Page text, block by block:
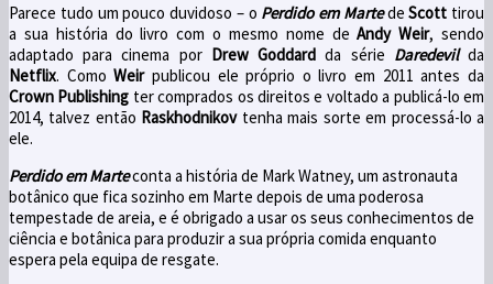
Parece tudo um pouco duvidoso – o Perdido em MartedeScott tirou
a sua história do livro com o mesmo nome deAndy Weir, sendo
adaptado para cinema por Drew Goddard da série Daredevilda
Netflix. ComoWeirpublicou ele próprio o livro em 2011 antes da
Crown Publishing ter comprados os direitos e voltado a publicá-lo em
2014, talvez então Raskhodnikovtenha mais sorte em processá-lo a
ele.
Perdido em Marteconta a história de Mark Watney, um astronauta
botânico que fica sozinho em Marte depois de uma poderosa
tempestade de areia, e é obrigado a usar os seus conhecimentos de
ciência e botânica para produzir a sua própria comida enquanto
espera pela equipa de resgate.